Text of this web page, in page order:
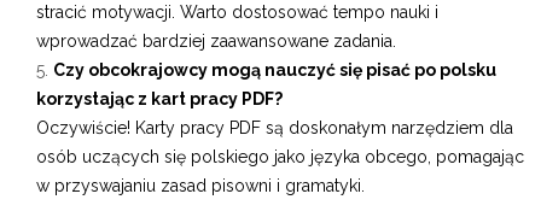
stracić motywacji. Warto dostosować tempo nauki i
wprowadzać bardziej zaawansowane zadania.
Czy obcokrajowcy mogą nauczyć się pisać po polsku
korzystając z kart pracy PDF?
Oczywiście! Karty pracy PDF są doskonałym narzędziem dla
osób uczących się polskiego jako języka obcego, pomagając
w przyswajaniu zasad pisowni i gramatyki.